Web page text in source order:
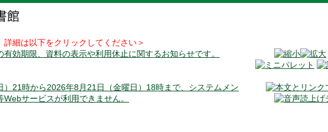
細は以下をクリックしてください＞
有効期限、資料の表示や利用休止に関するお知らせです。
）21時から2026年8月21日（金曜日）18時まで、システムメン
サービスが利用できません。